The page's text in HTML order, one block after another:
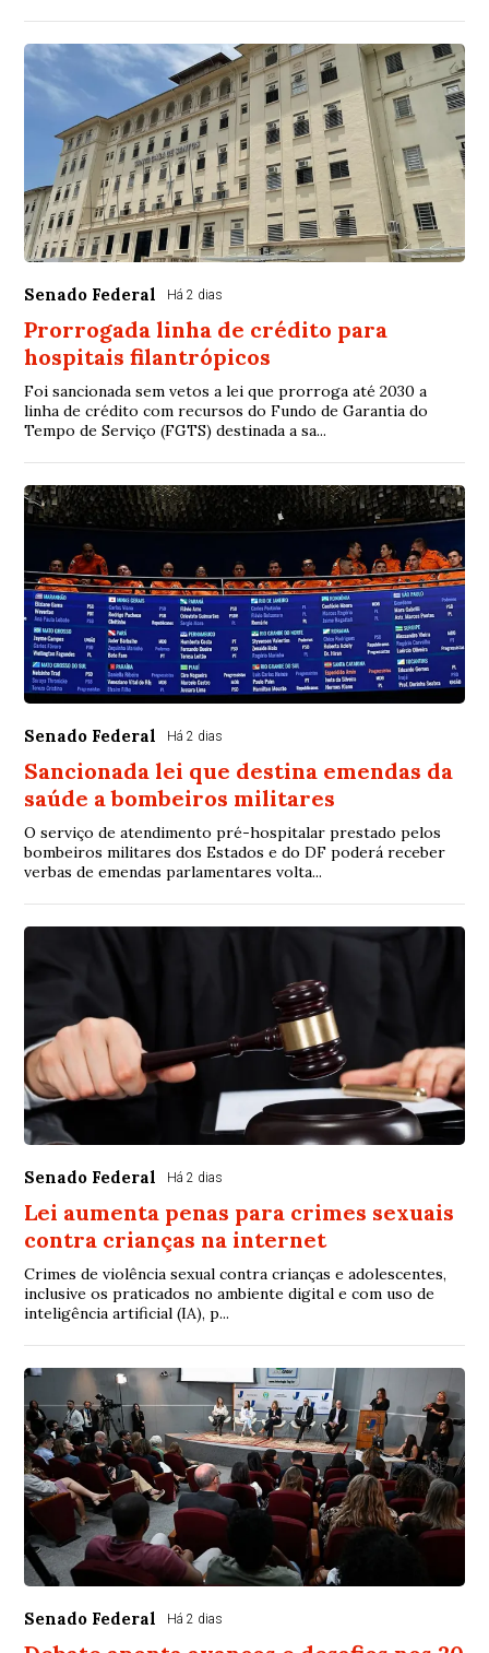
Senado Federal Há 2 dias
Prorrogada linha de crédito para
hospitais filantrópicos
Foi sancionada sem vetos a lei que prorroga até 2030 a
linha de crédito com recursos do Fundo de Garantia do
Tempo de Serviço (FGTS) destinada a sa...
Senado Federal Há 2 dias
Sancionada lei que destina emendas da
saúde a bombeiros militares
O serviço de atendimento pré-hospitalar prestado pelos
bombeiros militares dos Estados e do DF poderá receber
verbas de emendas parlamentares volta...
Senado Federal Há 2 dias
Lei aumenta penas para crimes sexuais
contra crianças na internet
Crimes de violência sexual contra crianças e adolescentes,
inclusive os praticados no ambiente digital e com uso de
inteligência artificial (IA), p...
Senado Federal Há 2 dias